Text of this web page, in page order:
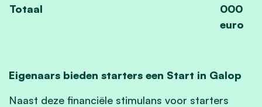
Totaal
000
euro
Eigenaars bieden starters een Start in Galop
Naast deze financiële stimulans voor starters